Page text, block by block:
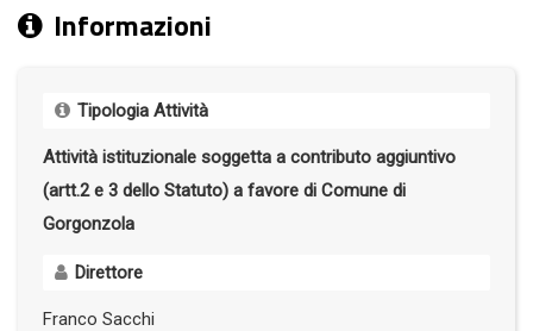
Informazioni
Tipologia Attività
Attività istituzionale soggetta a contributo aggiuntivo
(artt.2 e 3 dello Statuto) a favore di Comune di
Gorgonzola
Direttore
Franco Sacchi